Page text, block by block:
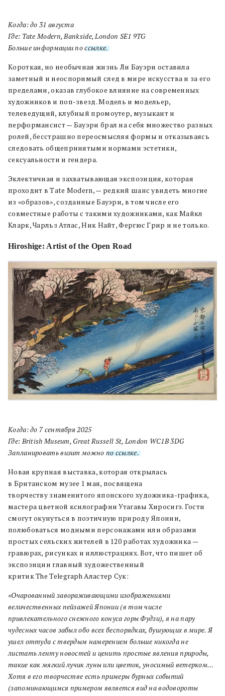
Когда:до 31 августа
Где: Tate Modern, Bankside, London SE1 9TG
Больше информации поссылке.
Короткая, но необычная жизнь Ли Бауэри оставила
заметный и неоспоримый след в мире искусства и за его
пределами, оказав глубокое влияние на современных
художников и поп-звезд. Модель и модельер,
телеведущий, клубный промоутер, музыкант и
перформансист — Бауэри брал на себя множество разных
ролей, бесстрашно переосмысляя формы и отказываясь
следовать общепринятыми нормами эстетики,
сексуальности и гендера.
Эклектичная и захватывающая экспозиция, которая
проходит в Tate Modern, — редкий шанс увидеть многие
из «образов», созданные Бауэри, в том числе его
совместные работы с такими художниками, как Майкл
Кларк, Чарльз Атлас, Ник Найт, Фергюс Грир и не только.
Hiroshige: Artist of the Open Road
Когда: до 7 сентября 2025
Где: British Museum, Great Russell St, London WC1B 3DG
Запланировать визит можно по ссылке.
Новая крупная выставка, которая открылась
в Британском музее 1 мая, посвящена
творчеству знаменитого японского художника-графика,
мастера цветной ксилографии Утагавы Хиросигэ. Гости
смогут окунуться в поэтичную природу Японии,
полюбоваться модными персонажами или образами
простых сельских жителей в 120 работах художника —
гравюрах, рисунках и иллюстрациях. Вот, что пишет об
экспозиции главный художественный
критик The Telegraph Аластер Сук:
«Очарованный завораживающими изображениями
величественных пейзажей Японии (в том числе
привлекательного снежного конуса горы Фудзи), я на пару
чудесных часов забыл обо всех беспорядках, бушующих в мире. Я
ушел оттуда с твердым намерением больше никогда не
листать ленту новостей и ценить простые явления природы,
такие как мягкий лучик луны или цветок, уносимый ветерком…
Хотя в его творчестве есть примеры бурных событий
(запоминающимся примером является вид на водовороты